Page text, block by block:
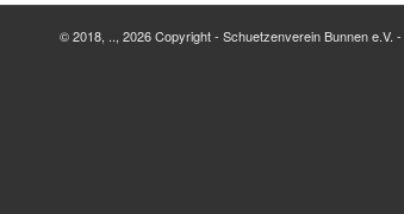
© 2018, .., 2026 Copyright - Schuetzenverein Bunnen e.V. -